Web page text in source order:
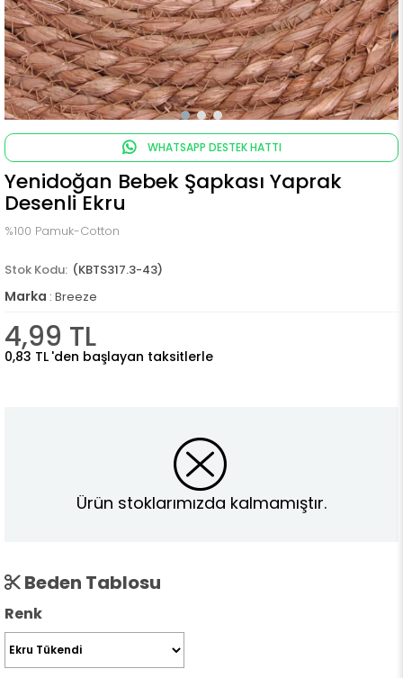
WHATSAPP DESTEK HATTI
Yenidoğan Bebek Şapkası Yaprak
Desenli Ekru
%100 Pamuk-Cotton
(KBTS317.3-43)
Marka : Breeze
4,99 TL
0,83 TL 'den başlayan taksitlerle
Ürün stoklarımızda kalmamıştır.
Beden Tablosu
Renk